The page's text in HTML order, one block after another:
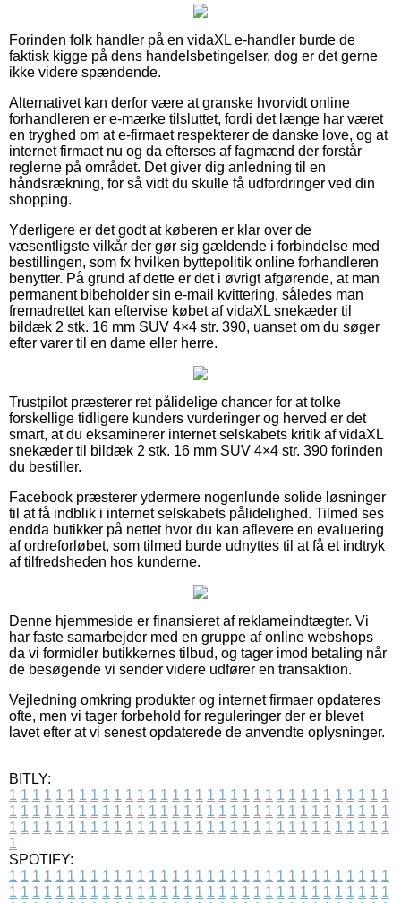
Forinden folk handler på en vidaXL e-handler burde de
faktisk kigge på dens handelsbetingelser, dog er det gerne
ikke videre spændende.
Alternativet kan derfor være at granske hvorvidt online
forhandleren er e-mærke tilsluttet, fordi det længe har været
en tryghed om at e-firmaet respekterer de danske love, og at
internet firmaet nu og da efterses af fagmænd der forstår
reglerne på området. Det giver dig anledning til en
håndsrækning, for så vidt du skulle få udfordringer ved din
shopping.
Yderligere er det godt at køberen er klar over de
væsentligste vilkår der gør sig gældende i forbindelse med
bestillingen, som fx hvilken byttepolitik online forhandleren
benytter. På grund af dette er det i øvrigt afgørende, at man
permanent bibeholder sin e-mail kvittering, således man
fremadrettet kan eftervise købet af vidaXL snekæder til
bildæk 2 stk. 16 mm SUV 4×4 str. 390, uanset om du søger
efter varer til en dame eller herre.
Trustpilot præsterer ret pålidelige chancer for at tolke
forskellige tidligere kunders vurderinger og herved er det
smart, at du eksaminerer internet selskabets kritik af vidaXL
snekæder til bildæk 2 stk. 16 mm SUV 4×4 str. 390 forinden
du bestiller.
Facebook præsterer ydermere nogenlunde solide løsninger
til at få indblik i internet selskabets pålidelighed. Tilmed ses
endda butikker på nettet hvor du kan aflevere en evaluering
af ordreforløbet, som tilmed burde udnyttes til at få et indtryk
af tilfredsheden hos kunderne.
Denne hjemmeside er finansieret af reklameindtægter. Vi
har faste samarbejder med en gruppe af online webshops
da vi formidler butikkernes tilbud, og tager imod betaling når
de besøgende vi sender videre udfører en transaktion.
Vejledning omkring produkter og internet firmaer opdateres
ofte, men vi tager forbehold for reguleringer der er blevet
lavet efter at vi senest opdaterede de anvendte oplysninger.
BITLY:
1 1 1 1 1 1 1 1 1 1 1 1 1 1 1 1 1 1 1 1 1 1 1 1 1 1 1 1 1 1 1 1 1
1 1 1 1 1 1 1 1 1 1 1 1 1 1 1 1 1 1 1 1 1 1 1 1 1 1 1 1 1 1 1 1 1
1 1 1 1 1 1 1 1 1 1 1 1 1 1 1 1 1 1 1 1 1 1 1 1 1 1 1 1 1 1 1 1 1
1
SPOTIFY:
1 1 1 1 1 1 1 1 1 1 1 1 1 1 1 1 1 1 1 1 1 1 1 1 1 1 1 1 1 1 1 1 1
1 1 1 1 1 1 1 1 1 1 1 1 1 1 1 1 1 1 1 1 1 1 1 1 1 1 1 1 1 1 1 1 1